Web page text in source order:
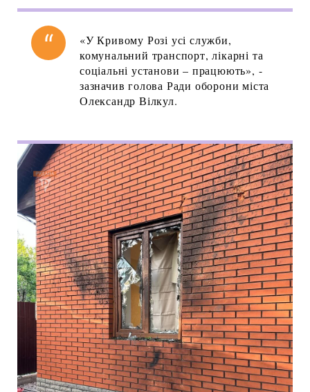
«У Кривому Розі усі служби,
комунальний транспорт, лікарні та
соціальні установи – працюють», -
зазначив голова Ради оборони міста
Олександр Вілкул.